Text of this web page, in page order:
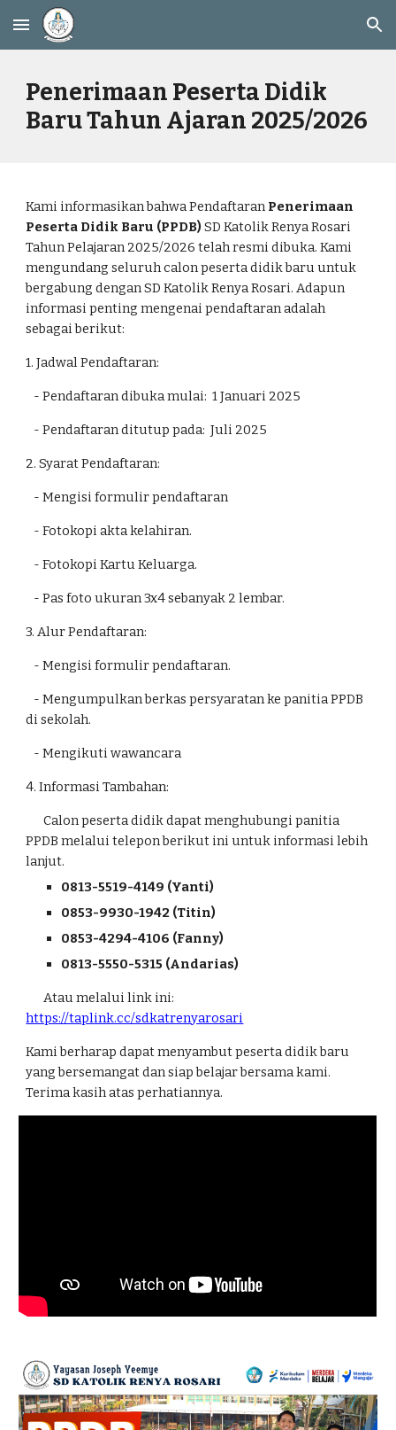
Skip to main content Skip to navigation
Penerimaan Peserta Didik
Baru Tahun Ajaran 2025/2026
Kami informasikan bahwa Pendaftaran Penerimaan
Peserta Didik Baru (PPDB) SD Katolik Renya Rosari
Tahun Pelajaran 2025/2026 telah resmi dibuka. Kami
mengundang seluruh calon peserta didik baru untuk
bergabung dengan SD Katolik Renya Rosari. Adapun
informasi penting mengenai pendaftaran adalah
sebagai berikut:
1. Jadwal Pendaftaran:
- Pendaftaran dibuka mulai: 1 Januari 2025
- Pendaftaran ditutup pada: Juli 2025
2. Syarat Pendaftaran:
- Mengisi formulir pendaftaran
- Fotokopi akta kelahiran.
- Fotokopi Kartu Keluarga.
- Pas foto ukuran 3x4 sebanyak 2 lembar.
3. Alur Pendaftaran:
- Mengisi formulir pendaftaran.
- Mengumpulkan berkas persyaratan ke panitia PPDB
di sekolah.
- Mengikuti wawancara
4. Informasi Tambahan:
Calon peserta didik dapat menghubungi panitia
PPDB melalui telepon berikut ini untuk informasi lebih
lanjut.
0813-5519-4149 (Yanti)
0853-9930-1942 (Titin)
0853-4294-4106 (Fanny)
0813-5550-5315 (Andarias)
Atau melalui link ini:
https://taplink.cc/sdkatrenyarosari
Kami berharap dapat menyambut peserta didik baru
yang bersemangat dan siap belajar bersama kami.
Terima kasih atas perhatiannya.